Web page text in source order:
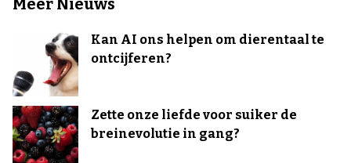
Kan AI ons helpen om dierentaal te
ontcijferen?
Zette onze liefde voor suiker de
breinevolutie in gang?